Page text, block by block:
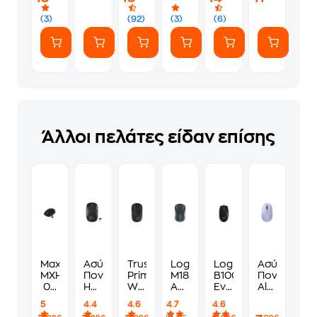
(3) (92)
(7
Αυτοκόλλητα)
(3)
ευγενικά
(6)
Άλλοι πελάτες είδαν επίσης
Maxlife
MXHM-
02
Ποντίκι
5
Ασύρματο
Ποντίκι
Hama
110
4.4
Trust
Primo
Wireless
Ποντίκι
4.6
Logitech
M185
Ασύρματο
Ποντίκι
4.7
Logitech
B100
Ενσύρματο
Μαύρο
4.6
Ασύρματο
Ποντίκι
Alcatroz